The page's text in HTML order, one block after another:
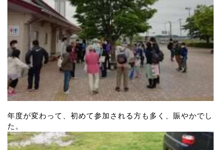
年度が変わって、初めて参加される方も多く、賑やかでし
た。